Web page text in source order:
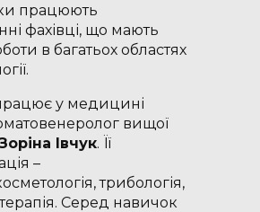
працюють
фахівці, що мають
в багатьох областях
у медицині
вищої
Івчук. Її
–
трибологія,
Серед навичок